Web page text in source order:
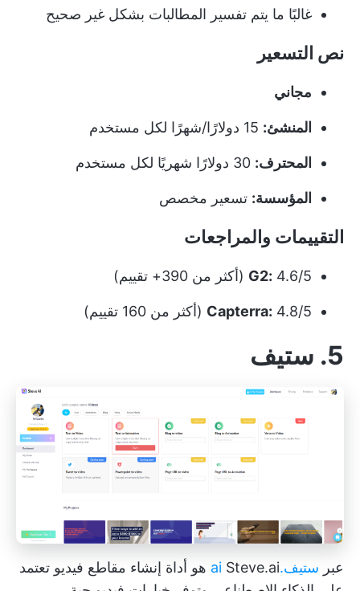
غالبًا ما يتم تفسير المطالبات بشكل غير صحيح
نص التسعير
مجاني
المنشئ:
المحترف:
المؤسسة: تسعير مخصص
التقييمات والمراجعات
G2: 4.6/5 (أكثر من 390+ تقييم)
Capterra: 4.8/5 (أكثر من 160 تقييم)
5. ستيف
عبر ستيف.ai
Steve.ai هو أداة إنشاء مقاطع فيديو تعتمد